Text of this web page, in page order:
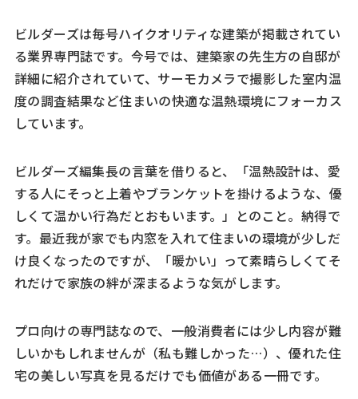
ビルダーズは毎号ハイクオリティな建築が掲載されてい
る業界専門誌です。今号では、建築家の先生方の自邸が
詳細に紹介されていて、サーモカメラで撮影した室内温
度の調査結果など住まいの快適な温熱環境にフォーカス
しています。
ビルダーズ編集長の言葉を借りると、「温熱設計は、愛
する人にそっと上着やブランケットを掛けるような、優
しくて温かい行為だとおもいます。」とのこと。納得で
す。最近我が家でも内窓を入れて住まいの環境が少しだ
け良くなったのですが、「暖かい」って素晴らしくてそ
れだけで家族の絆が深まるような気がします。
プロ向けの専門誌なので、一般消費者には少し内容が難
しいかもしれませんが（私も難しかった…）、優れた住
宅の美しい写真を見るだけでも価値がある一冊です。